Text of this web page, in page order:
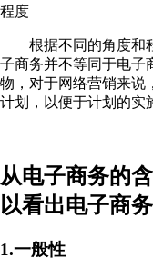
程度
根据不同的角度和程
子商务并不等同于电子
物，对于网络营销来说
计划，以便于计划的实
从电子商务的
以看出电子商
1.一般性